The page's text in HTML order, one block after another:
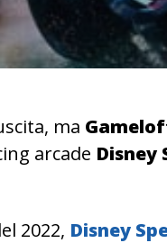
ma
arcade Disney
2022, Disney